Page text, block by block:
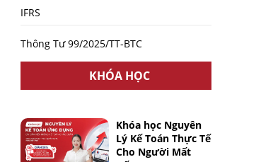
IFRS
Thông Tư 99/2025/TT-BTC
KHÓA HỌC
Khóa học Nguyên
Lý Kế Toán Thực Tế
Cho Người Mất